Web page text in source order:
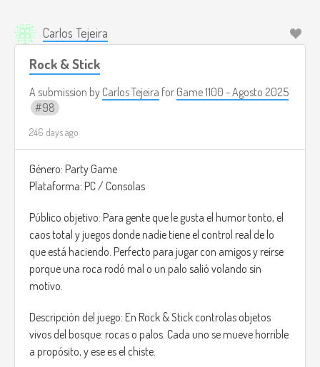
Carlos Tejeira
Rock & Stick
A submission by Carlos Tejeira for Game 1100 - Agosto 2025
98
246 days ago
Género: Party Game
Plataforma: PC / Consolas
Público objetivo: Para gente que le gusta el humor tonto, el
caos total y juegos donde nadie tiene el control real de lo
que está haciendo. Perfecto para jugar con amigos y reírse
porque una roca rodó mal o un palo salió volando sin
motivo.
Descripción del juego: En Rock & Stick controlas objetos
vivos del bosque: rocas o palos. Cada uno se mueve horrible
a propósito, y ese es el chiste.